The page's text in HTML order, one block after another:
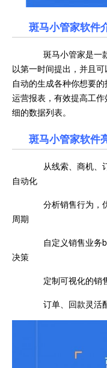
斑马小管家软件
斑马小管家是一
以第一时间提出，并且
自动的生成各种你想要
运营报表，有效提高工
细的数据列表。
斑马小管家软件
从线索、商机、
自动化
分析销售行为，
周期
自定义销售业务bi
决策
定制可视化的销
订单、回款灵活